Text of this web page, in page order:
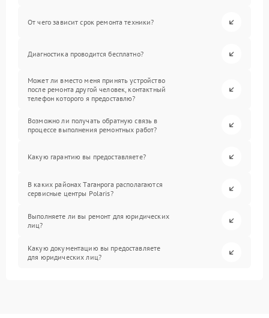
От чего зависит срок ремонта техники?
Диагностика проводится бесплатно?
Может ли вместо меня принять устройство
после ремонта другой человек, контактный
телефон которого я предоставлю?
Возможно ли получать обратную связь в
процессе выполнения ремонтных работ?
Какую гарантию вы предоставляете?
В каких районах Таганрога располагаются
сервисные центры Polaris?
Выполняете ли вы ремонт для юридических
лиц?
Какую документацию вы предоставляете
для юридических лиц?